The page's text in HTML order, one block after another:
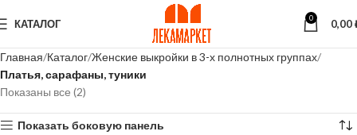
КАТАЛОГ 0 0,00
Главная Каталог Женские выкройки в 3-х полнотных группах
Платья, сарафаны, туники
Показаны все (2)
Показать боковую панель